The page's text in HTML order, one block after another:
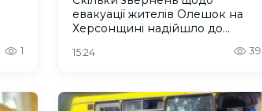
1
евакуації жителів Олешок на
Херсонщині надійшло до
15:24 39